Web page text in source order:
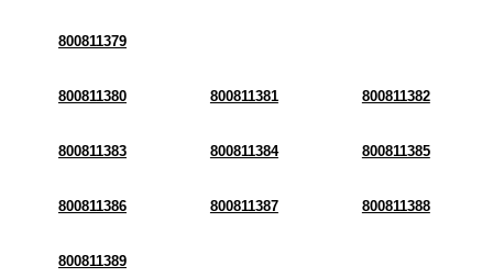
800811379
800811380 800811381 800811382
800811383 800811384 800811385
800811386 800811387 800811388
800811389